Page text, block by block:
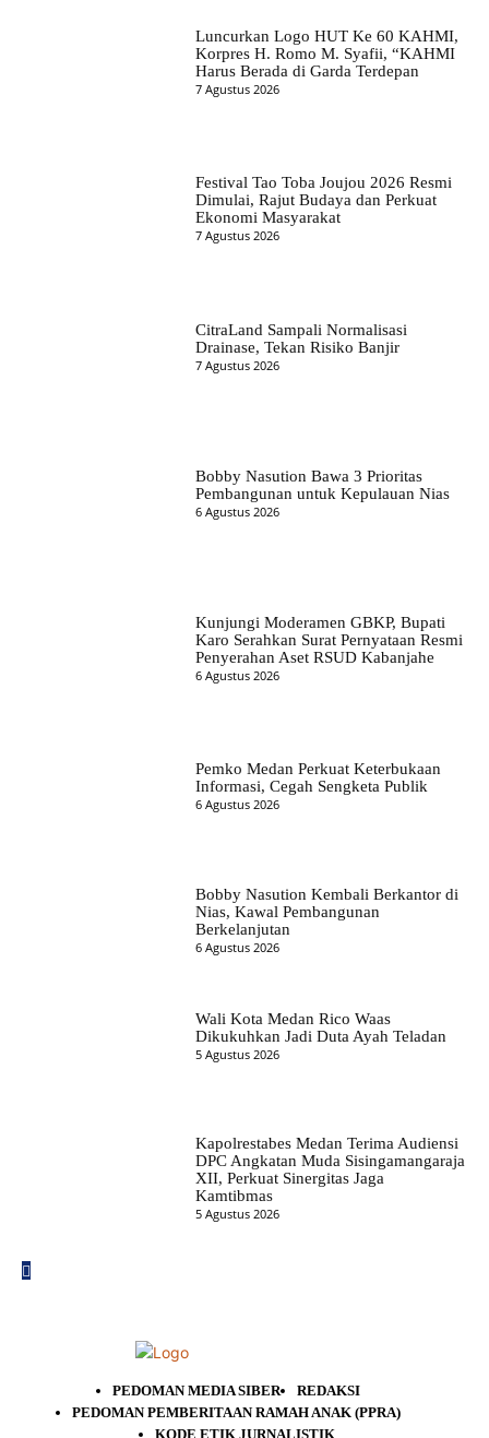
Luncurkan Logo HUT Ke 60 KAHMI,
Korpres H. Romo M. Syafii, “KAHMI
Harus Berada di Garda Terdepan
7 Agustus 2026
Festival Tao Toba Joujou 2026 Resmi
Dimulai, Rajut Budaya dan Perkuat
Ekonomi Masyarakat
7 Agustus 2026
CitraLand Sampali Normalisasi
Drainase, Tekan Risiko Banjir
7 Agustus 2026
Bobby Nasution Bawa 3 Prioritas
Pembangunan untuk Kepulauan Nias
6 Agustus 2026
Kunjungi Moderamen GBKP, Bupati
Karo Serahkan Surat Pernyataan Resmi
Penyerahan Aset RSUD Kabanjahe
6 Agustus 2026
Pemko Medan Perkuat Keterbukaan
Informasi, Cegah Sengketa Publik
6 Agustus 2026
Bobby Nasution Kembali Berkantor di
Nias, Kawal Pembangunan
Berkelanjutan
6 Agustus 2026
Wali Kota Medan Rico Waas
Dikukuhkan Jadi Duta Ayah Teladan
5 Agustus 2026
Kapolrestabes Medan Terima Audiensi
DPC Angkatan Muda Sisingamangaraja
XII, Perkuat Sinergitas Jaga
Kamtibmas
5 Agustus 2026
PEDOMAN MEDIA SIBER
REDAKSI
PEDOMAN PEMBERITAAN RAMAH ANAK (PPRA)
KODE ETIK JURNALISTIK